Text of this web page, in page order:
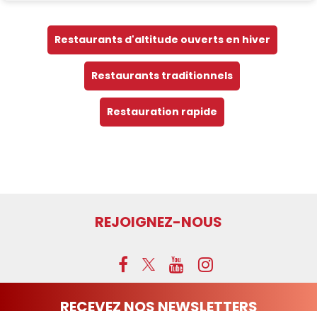
Restaurants d'altitude ouverts en hiver
Restaurants traditionnels
Restauration rapide
REJOIGNEZ-NOUS
RECEVEZ NOS NEWSLETTERS